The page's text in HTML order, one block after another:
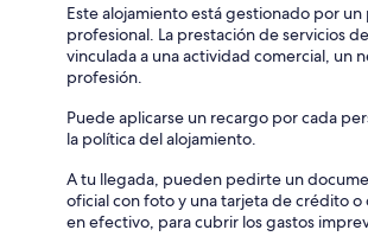
Este alojamiento está gestionado por
profesional. La prestación de servicios
vinculada a una actividad comercial, un
profesión.
Puede aplicarse un recargo por cada
la política del alojamiento.
A tu llegada, pueden pedirte un
oficial con foto y una tarjeta de crédito
en efectivo, para cubrir los gastos